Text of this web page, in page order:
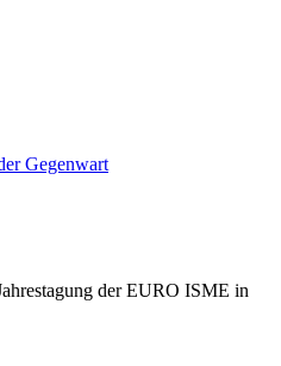
Gegenwart
der EURO ISME in